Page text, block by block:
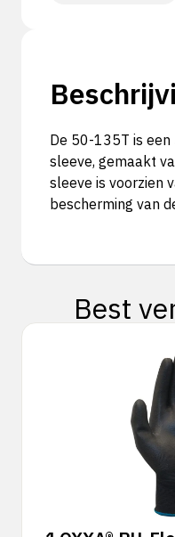
De 50-135T is
sleeve, gemaakt
sleeve is voorzien
bescherming van
Best